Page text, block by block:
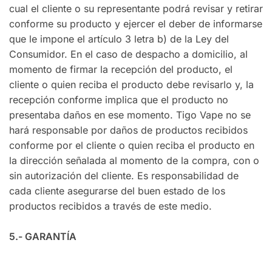
cual el cliente o su representante podrá revisar y retirar
conforme su producto y ejercer el deber de informarse
que le impone el artículo 3 letra b) de la Ley del
Consumidor. En el caso de despacho a domicilio, al
momento de firmar la recepción del producto, el
cliente o quien reciba el producto debe revisarlo y, la
recepción conforme implica que el producto no
presentaba daños en ese momento. Tigo Vape no se
hará responsable por daños de productos recibidos
conforme por el cliente o quien reciba el producto en
la dirección señalada al momento de la compra, con o
sin autorización del cliente. Es responsabilidad de
cada cliente asegurarse del buen estado de los
productos recibidos a través de este medio.
5.- GARANTÍA